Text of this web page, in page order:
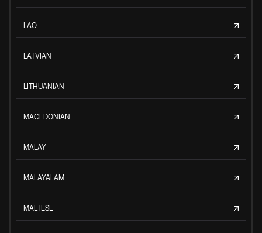
LAO
LATVIAN
LITHUANIAN
MACEDONIAN
MALAY
MALAYALAM
MALTESE